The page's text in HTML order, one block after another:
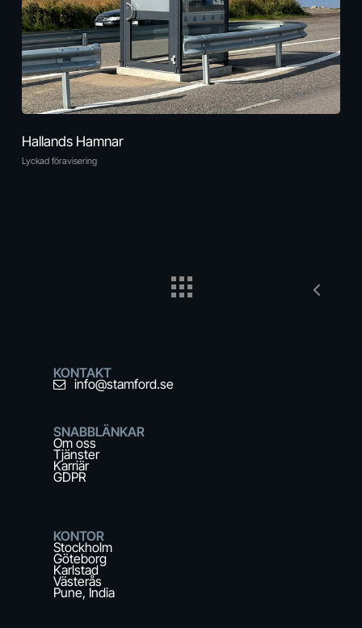
Hallands Hamnar
Lyckad föravisering
KONTOR
Stockholm
Göteborg
Karlstad
Västerås
Pune, India
SNABBLÄNKAR
Om oss
Tjänster
Karriär
GDPR
KONTAKT
info@stamford.se